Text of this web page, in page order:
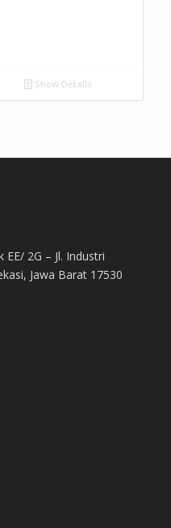
Show Details
2G – Jl. Industri
Jawa Barat 17530